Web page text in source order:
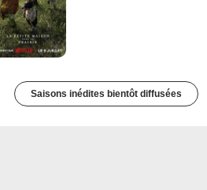
Saisons inédites bientôt diffusées